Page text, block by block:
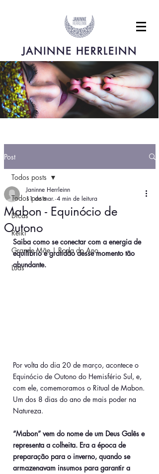
JANINNE HERRLEINN
Post
Todos posts
Dicas
Reiki
Grande Mãe | Roda do Ano
Luas
Todos posts
Mabon - Equinócio de
Outono
Janinne Herrleinn
11 de mar. 4 min de leitura
Saiba como se conectar com a energia de
equilíbrio e gratidão desse momento tão
abundante.
Por volta do dia 20 de março, acontece o
Equinócio de Outono do Hemisfério Sul, e,
com ele, comemoramos o Ritual de Mabon.
Um dos 8 dias do ano de mais poder na
Natureza.
“Mabon” vem do nome de um Deus Galês e
representa a colheita. Era a época de
preparação para o inverno, quando se
armazenavam insumos para garantir a